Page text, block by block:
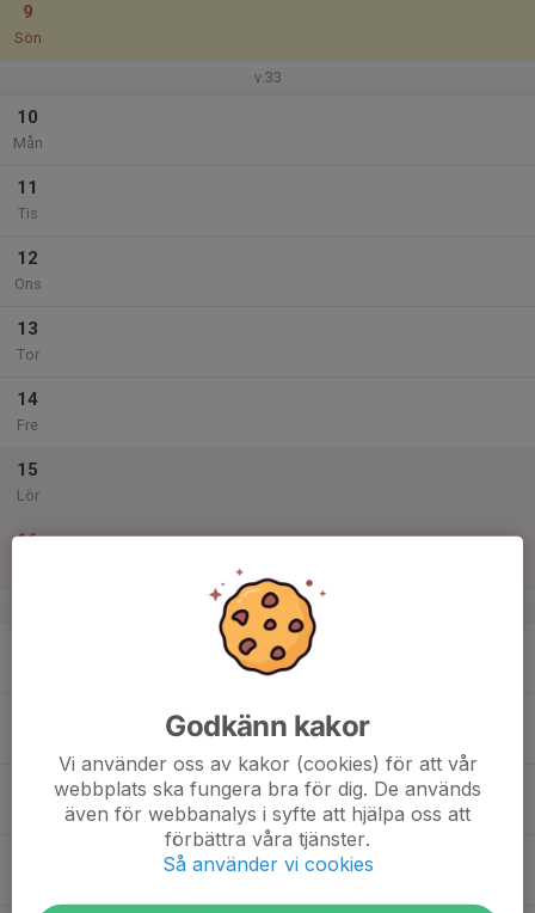
9
Sön
v.33
10
Mån
11
Tis
12
Ons
13
Tor
14
Fre
15
Lör
16
v.34
Godkänn kakor
Vi använder oss av kakor (cookies) för att vår
webbplats ska fungera bra för dig. De används
även för webbanalys i syfte att hjälpa oss att
förbättra våra tjänster.
Så använder vi cookies